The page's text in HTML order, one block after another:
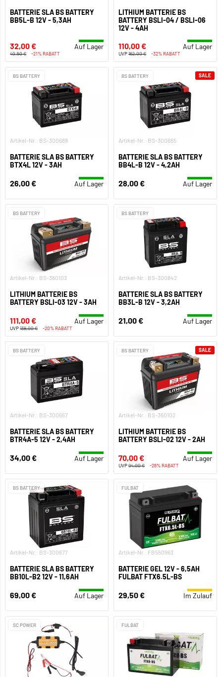
BATTERIE SLA BS BATTERY
BB5L-B 12V - 5,3AH
32,00 € Auf Lager
40,50 € -21% RABATT
LITHIUM BATTERIE BS
BATTERY BSLI-04 / BSLI-06
12V - 4AH
110,00 € Auf Lager
UVP162,00 € -32% RABATT
BS BATTERY
Artikel-Nr.: BS-300669
BATTERIE SLA BS BATTERY
BTX4L 12V - 3AH
26,00 € Auf Lager
BS BATTERY
Artikel-Nr.: BS-300665
BATTERIE SLA BS BATTERY
BB4L-B 12V - 4,2AH
28,00 € Auf Lager
SALE
BS BATTERY
Artikel-Nr.: BS-360103
LITHIUM BATTERIE BS
BATTERY BSLI-03 12V - 3AH
111,00 € Auf Lager
UVP138,00 € -20% RABATT
BS BATTERY
Artikel-Nr.: BS-300842
BATTERIE SLA BS BATTERY
BB3L-B 12V - 3,2AH
21,00 € Auf Lager
BS BATTERY
Artikel-Nr.: BS-300667
BATTERIE SLA BS BATTERY
BTR4A-5 12V - 2,4AH
34,00 € Auf Lager
BS BATTERY
Artikel-Nr.: BS-360102
LITHIUM BATTERIE BS
BATTERY BSLI-02 12V - 2AH
70,00 € Auf Lager
UVP94,00 € -26% RABATT
SALE
BS BATTERY
Artikel-Nr.: BS-300677
BATTERIE SLA BS BATTERY
BB10L-B2 12V - 11,6AH
69,00 € Auf Lager
FULBAT
Artikel-Nr.: FB550963
BATTERIE GEL 12V - 6,5AH
FULBAT FTX6.5L-BS
29,50 € Im Zulauf
SC POWER FULBAT